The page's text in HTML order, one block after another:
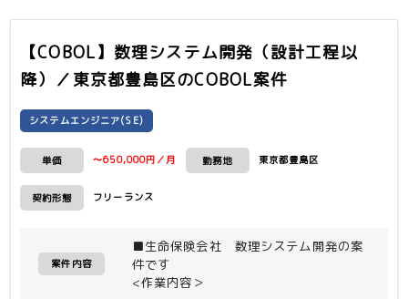
【COBOL】数理システム開発（設計工程以
降）／東京都豊島区のCOBOL案件
システムエンジニア(SE)
単価 〜650,000円／月 勤務地 東京都豊島区
契約形態 フリーランス
案件内容
■生命保険会社 数理システム開発の案
件です
<作業内容＞